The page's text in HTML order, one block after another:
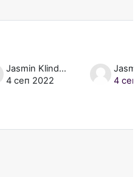
Jasmin Klindžić
4 сеп 2022
4